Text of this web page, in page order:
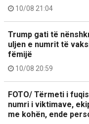
10/08 21:04
Trump gati të
uljen e numrit të
fëmijë
10/08 20:59
FOTO/ Tërmeti i
numri i viktimave,
me kohën, ende